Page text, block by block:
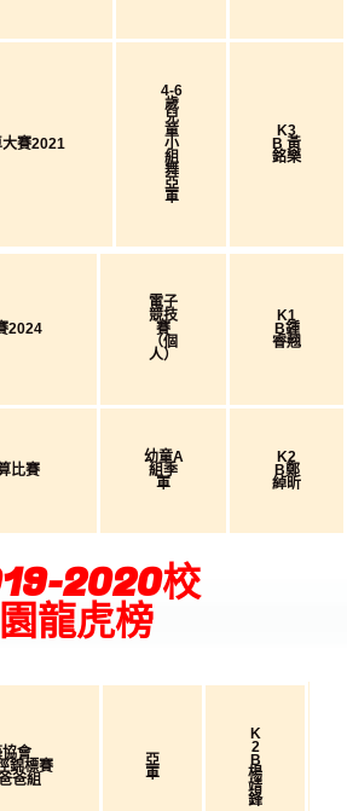
賽2021
4-6
歲
兒
童
小
組
舞
亞
軍
K3
B 黃
銘樂
2024
電子
競技
賽
（個
人）
K1
B鍾
睿翹
比賽
幼童A
組季
軍
K2
B鄭
綽昕
2020校
園龍虎榜
會
錦標賽
爸組
亞
軍
K
2
B
楊
靖
鋒